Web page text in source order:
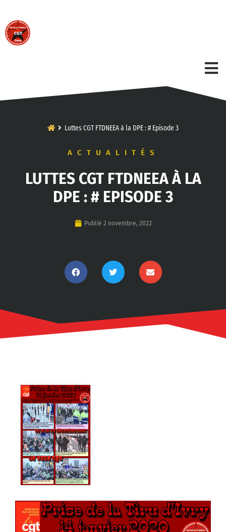
Luttes CGT FTDNEEA à la DPE : # Episode 3
ACTUALITÉS
LUTTES CGT FTDNEEA À LA
DPE : # EPISODE 3
Publié 2 novembre, 2022